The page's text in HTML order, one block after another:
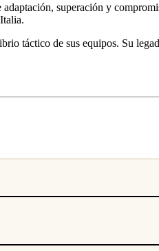
superación y
táctico de sus equipos. Su